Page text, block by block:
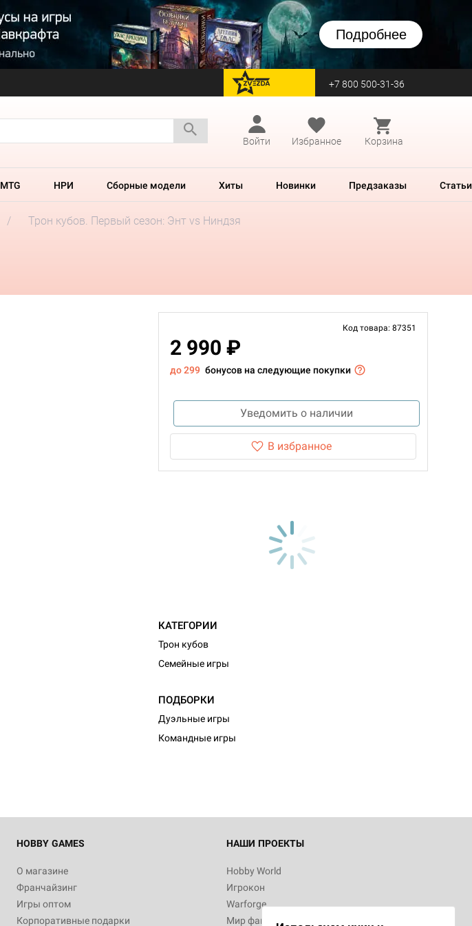
Подробнее
перейти на Zvezda +7 800 500-31-36
Войти
Избранное Корзина
MTG НРИ Сборные модели Хиты Новинки Предзаказы Статьи
Трон кубов. Первый сезон: Энт vs Ниндзя
Код товара: 87351
2 990 ₽
до 299 бонусов на следующие покупки
Уведомить о наличии
В избранное
КАТЕГОРИИ
Трон кубов
Семейные игры
ПОДБОРКИ
Дуэльные игры
Командные игры
HOBBY GAMES
О магазине
Франчайзинг
Игры оптом
Корпоративные подарки
НАШИ ПРОЕКТЫ
Hobby World
Игрокон
Warforge
Мир фантастики